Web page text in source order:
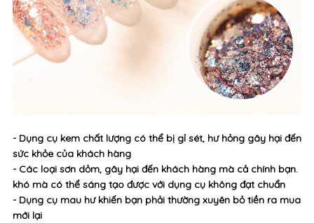
- Dụng cụ kem chất lượng có thể bị gỉ sét, hư hỏng gây hại đến
sức khỏe của khách hàng
- Các loại sơn dỏm, gây hại đến khách hàng mà cả chính bạn.
khó mà có thể sáng tạo được với dụng cụ không đạt chuẩn
- Dụng cụ mau hư khiến bạn phải thường xuyên bỏ tiền ra mua
mới lại